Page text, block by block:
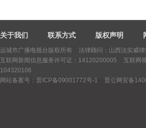
关于我们 联系方式 版权声明
运城市广播电视台版权所有
法律顾问：山西法实威
互联网新闻信息服务许可证：14120200005
互联网
104320106
网站备案号：晋ICP备09001772号-1
晋公网安备